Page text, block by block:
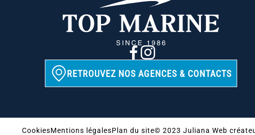
RETROUVEZ NOS AGENCES & CONTACTS
CookiesMentions légalesPlan du site© 2023 Juliana Web